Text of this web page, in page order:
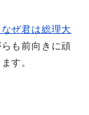
なぜ君は総理大
も前向きに頑
す。